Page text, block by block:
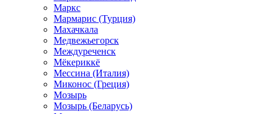
Маркс
Мармарис (Турция)
Махачкала
Медвежьегорск
Междуреченск
Мёкериккё
Мессина (Италия)
Миконос (Греция)
Мозырь
Мозырь (Беларусь)